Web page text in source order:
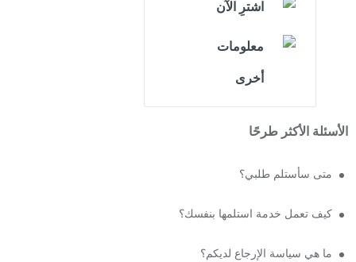
اشترِ الآن
معلومات
أخرى
الأسئلة الأكثر طرحًا
متى سأستلم طلبي؟
كيف تعمل خدمة استلمها بنفسك؟
ما هي سياسة الإرجاع لديكم؟